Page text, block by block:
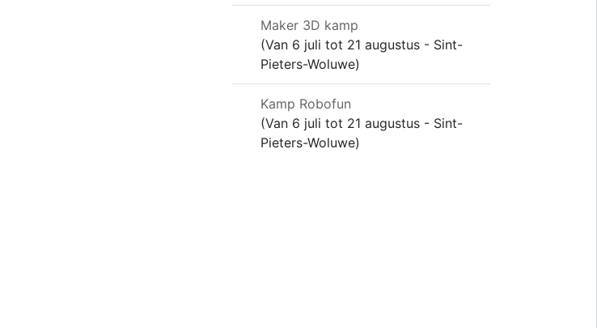
Maker 3D kamp
(Van 6 juli tot 21 augustus - Sint-
Pieters-Woluwe)
Kamp Robofun
(Van 6 juli tot 21 augustus - Sint-
Pieters-Woluwe)